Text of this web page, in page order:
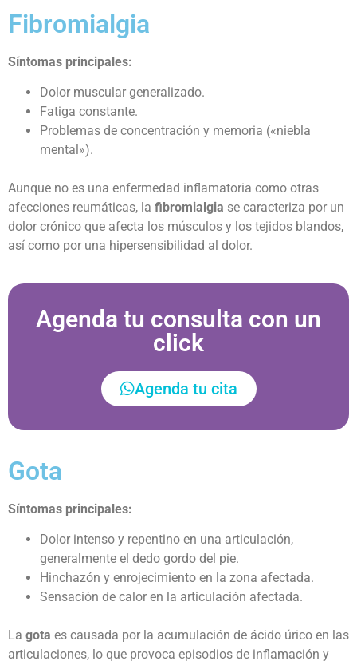
Fibromialgia
Síntomas principales:
Dolor muscular generalizado.
Fatiga constante.
Problemas de concentración y memoria («niebla
mental»).
Aunque no es una enfermedad inflamatoria como otras
afecciones reumáticas, la fibromialgia se caracteriza por un
dolor crónico que afecta los músculos y los tejidos blandos,
así como por una hipersensibilidad al dolor.
Agenda tu consulta con un
click
Agenda tu cita
Gota
Síntomas principales:
Dolor intenso y repentino en una articulación,
generalmente el dedo gordo del pie.
Hinchazón y enrojecimiento en la zona afectada.
Sensación de calor en la articulación afectada.
La gota es causada por la acumulación de ácido úrico en las
articulaciones, lo que provoca episodios de inflamación y